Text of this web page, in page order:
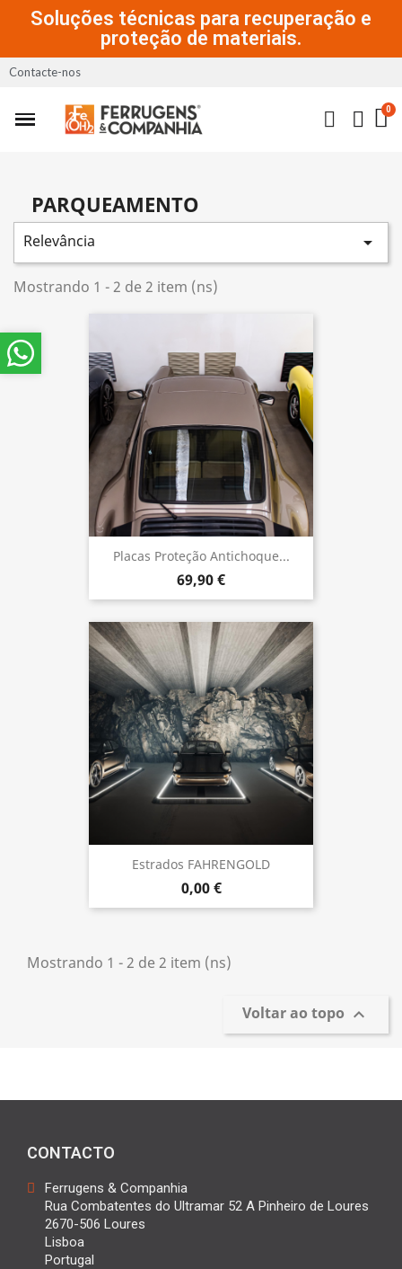
Soluções técnicas para recuperação e
proteção de materiais.
Contacte-nos
PARQUEAMENTO
Relevância 
Mostrando 1 - 2 de 2 item (ns)
Placas Proteção Antichoque...
69,90 €
Estrados FAHRENGOLD
0,00 €
Mostrando 1 - 2 de 2 item (ns)
Voltar ao topo 
CONTACTO
Ferrugens & Companhia
Rua Combatentes do Ultramar 52 A Pinheiro de Loures
2670-506 Loures
Lisboa
Portugal